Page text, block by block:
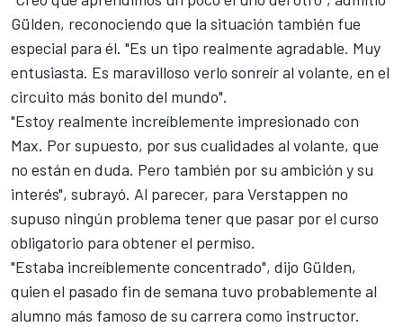
Gülden, reconociendo que la situación también fue
especial para él. "Es un tipo realmente agradable. Muy
entusiasta. Es maravilloso verlo sonreír al volante, en el
circuito más bonito del mundo".
"Estoy realmente increíblemente impresionado con
Max. Por supuesto, por sus cualidades al volante, que
no están en duda. Pero también por su ambición y su
interés", subrayó. Al parecer, para Verstappen no
supuso ningún problema tener que pasar por el curso
obligatorio para obtener el permiso.
"Estaba increíblemente concentrado", dijo Gülden,
quien el pasado fin de semana tuvo probablemente al
alumno más famoso de su carrera como instructor.